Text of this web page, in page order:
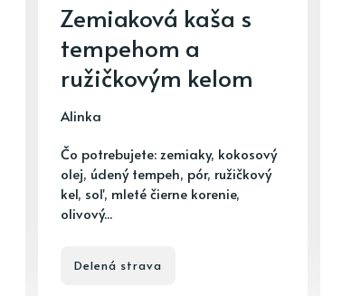
Zemiaková kaša s
tempehom a
ružičkovým kelom
Alinka
Čo potrebujete: zemiaky, kokosový
olej, údený tempeh, pór, ružičkový
kel, soľ, mleté čierne korenie,
olivový...
Delená strava